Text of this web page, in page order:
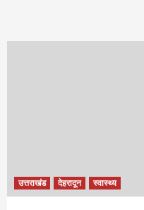
उत्तराखंड देहरादून स्वास्थ्य